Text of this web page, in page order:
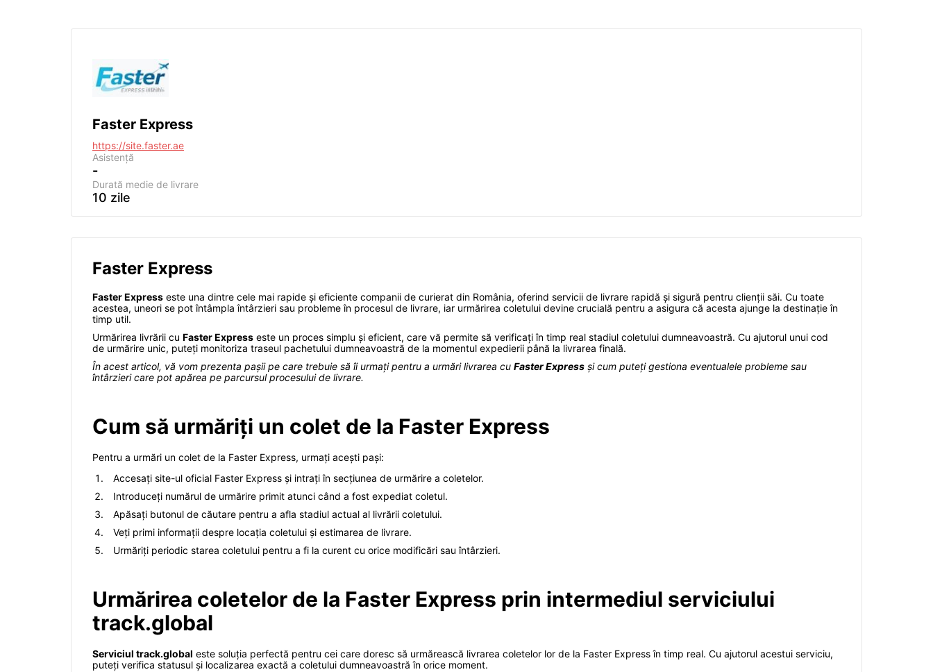
Faster Express
https://site.faster.ae
Asistență
-
Durată medie de livrare
10 zile
Faster Express
Faster Express este una dintre cele mai rapide și eficiente companii de curierat din România, oferind servicii de livrare rapidă și sigură pentru clienții săi. Cu toate
acestea, uneori se pot întâmpla întârzieri sau probleme în procesul de livrare, iar urmărirea coletului devine crucială pentru a asigura că acesta ajunge la destinație în
timp util.
Urmărirea livrării cu Faster Express este un proces simplu și eficient, care vă permite să verificați în timp real stadiul coletului dumneavoastră. Cu ajutorul unui cod
de urmărire unic, puteți monitoriza traseul pachetului dumneavoastră de la momentul expedierii până la livrarea finală.
În acest articol, vă vom prezenta pașii pe care trebuie să îi urmați pentru a urmări livrarea cu Faster Express și cum puteți gestiona eventualele probleme sau
întârzieri care pot apărea pe parcursul procesului de livrare.
Cum să urmăriți un colet de la Faster Express
Pentru a urmări un colet de la Faster Express, urmați acești pași:
Accesați site-ul oficial Faster Express și intrați în secțiunea de urmărire a coletelor.
Introduceți numărul de urmărire primit atunci când a fost expediat coletul.
Apăsați butonul de căutare pentru a afla stadiul actual al livrării coletului.
Veți primi informații despre locația coletului și estimarea de livrare.
Urmăriți periodic starea coletului pentru a fi la curent cu orice modificări sau întârzieri.
Urmărirea coletelor de la Faster Express prin intermediul serviciului
track.global
Serviciul track.global este soluția perfectă pentru cei care doresc să urmărească livrarea coletelor lor de la Faster Express în timp real. Cu ajutorul acestui serviciu,
puteți verifica statusul și localizarea exactă a coletului dumneavoastră în orice moment.